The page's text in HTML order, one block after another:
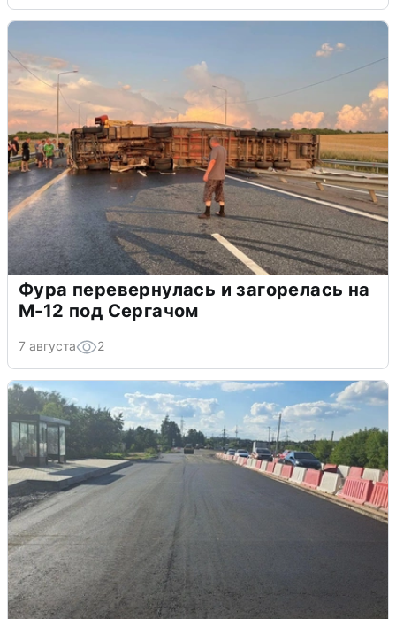
Фура перевернулась и загорелась на
М-12 под Сергачом
7 августа 2